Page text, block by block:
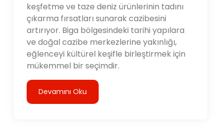
keşfetme ve taze deniz ürünlerinin tadını
çıkarma fırsatları sunarak cazibesini
artırıyor. Biga bölgesindeki tarihi yapılara
ve doğal cazibe merkezlerine yakınlığı,
eğlenceyi kültürel keşifle birleştirmek için
mükemmel bir seçimdir.
Devamını Oku